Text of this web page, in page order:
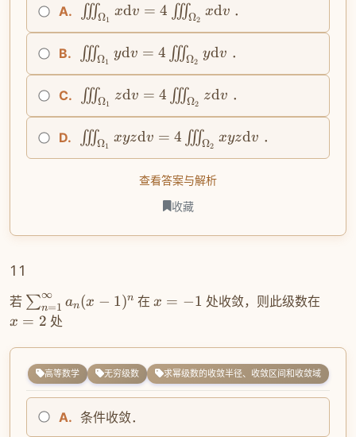
A. ∭Ω1
xdv = 4 ∭Ω2
xdv ．
B. ∭Ω1
ydv = 4 ∭Ω2
ydv ．
C. ∭Ω1
zdv = 4 ∭Ω2
zdv ．
D. ∭Ω1
xyzdv = 4 ∭Ω2
xyzdv ．
查看答案与解析
收藏
11
若 ∑n=1
∞ an(x − 1)n 在 x = −1 处收敛，则此级数在
x = 2 处
高等数学 无穷级数 求幂级数的收敛半径、收敛区间和收敛域
A. 条件收敛．